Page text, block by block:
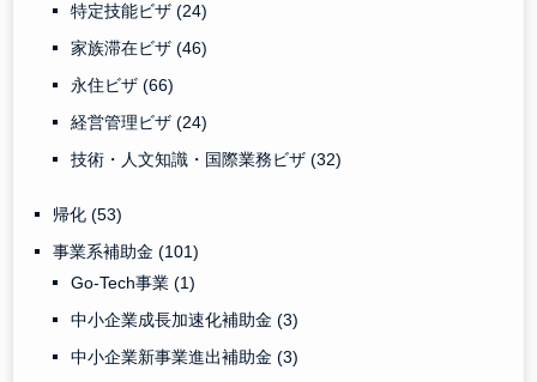
特定技能ビザ(24)
家族滞在ビザ(46)
永住ビザ(66)
経営管理ビザ(24)
技術・人文知識・国際業務ビザ(32)
帰化(53)
事業系補助金(101)
Go-Tech事業(1)
中小企業成長加速化補助金(3)
中小企業新事業進出補助金(3)